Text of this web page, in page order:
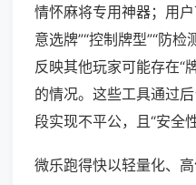
情怀麻将专用神器；用
意选牌”“控制牌型”“防
反映其他玩家可能存在“
的情况。这些工具通过
段实现不平公，且“安全性
微乐跑得快以轻量化、